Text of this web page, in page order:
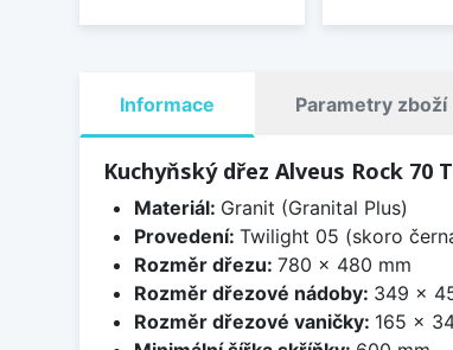
Informace Parametry zboží
Kuchyňský dřez Alveus Rock 70
Materiál: Granit (Granital Plus)
Provedení: Twilight 05 (skoro
Rozměr dřezu: 780 x 480 mm
Rozměr dřezové nádoby: 349 x
Rozměr dřezové vaničky: 165 x